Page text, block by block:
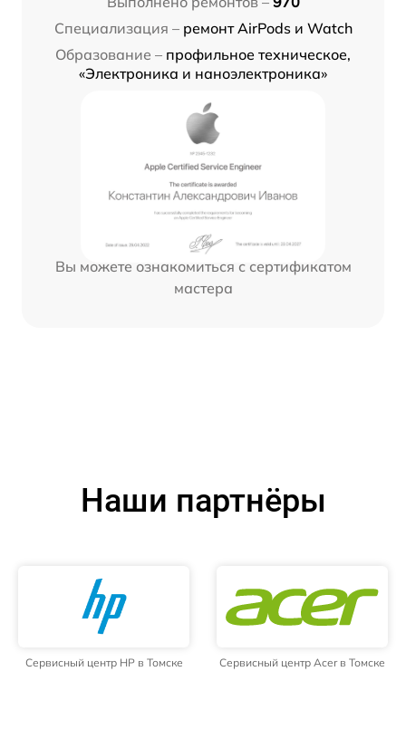
Специализация – ремонт AirPods и Watch
Образование – профильное техническое,
«Электроника и наноэлектроника»
Вы можете ознакомиться с сертификатом
мастера
Наши партнёры
Сервисный центр HP в Томске Сервисный центр Acer в Томске